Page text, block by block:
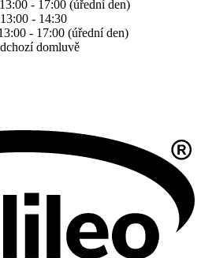
- 17:00 (úřední den)
- 14:30
- 17:00 (úřední den)
domluvě